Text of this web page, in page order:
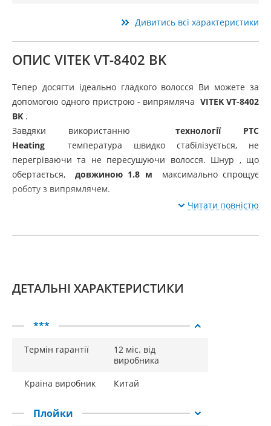
Дивитись всі характеристики
ОПИС VITEK VT-8402 BK
Тепер досягти ідеально гладкого волосся Ви можете за
допомогою одного пристрою - випрямляча VITEK VT-8402
BK .
Завдяки використанню
технології PTC
Heating
температура швидко стабілізується, не
перегріваючи та не пересушуючи волосся. Шнур , що
обертається,довжиною 1.8 м максимально спрощує
роботу з випрямлячем.
Читати повністю
ДЕТАЛЬНІ ХАРАКТЕРИСТИКИ
***
Термін гарантії
12 міс. від
виробника
Країна виробник
Китай
Плойки